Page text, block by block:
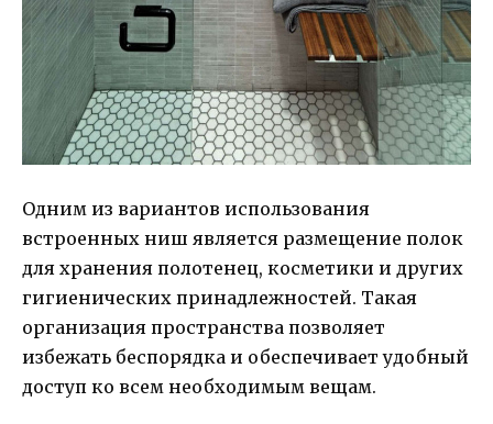
Одним из вариантов использования
встроенных ниш является размещение полок
для хранения полотенец, косметики и других
гигиенических принадлежностей. Такая
организация пространства позволяет
избежать беспорядка и обеспечивает удобный
доступ ко всем необходимым вещам.